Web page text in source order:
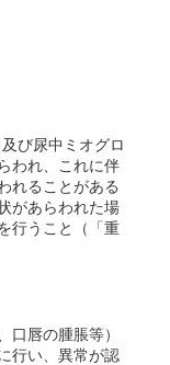
び尿中ミオグロ
われ、これに伴
れることがある
があらわれた場
行うこと（「重
口唇の腫脹等）
行い、異常が認